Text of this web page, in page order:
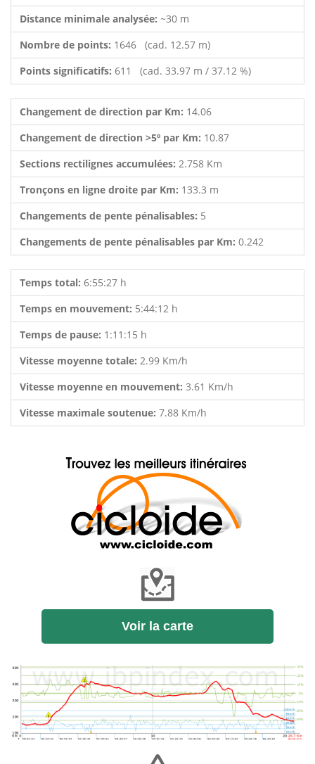
Distance minimale analysée: ~30 m
Nombre de points: 1646 (cad. 12.57 m)
Points significatifs: 611 (cad. 33.97 m / 37.12 %)
Changement de direction par Km: 14.06
Changement de direction >5º par Km: 10.87
Sections rectilignes accumulées: 2.758 Km
Tronçons en ligne droite par Km: 133.3 m
Changements de pente pénalisables: 5
Changements de pente pénalisables par Km: 0.242
Temps total: 6:55:27 h
Temps en mouvement: 5:44:12 h
Temps de pause: 1:11:15 h
Vitesse moyenne totale: 2.99 Km/h
Vitesse moyenne en mouvement: 3.61 Km/h
Vitesse maximale soutenue: 7.88 Km/h
Voir la carte